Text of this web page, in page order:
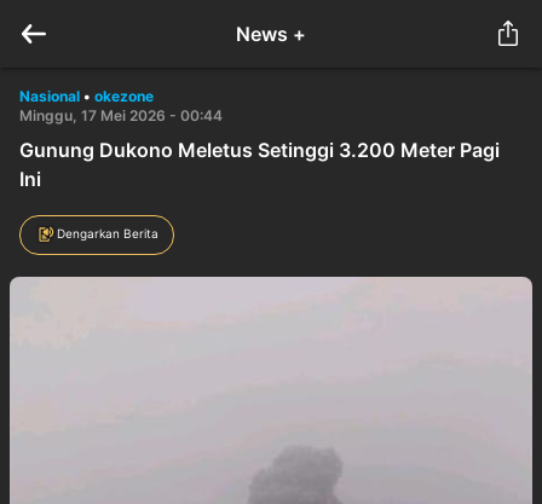
News +
Nasional • okezone
Minggu, 17 Mei 2026 - 00:44
Gunung Dukono Meletus Setinggi 3.200 Meter Pagi
Ini
Dengarkan Berita